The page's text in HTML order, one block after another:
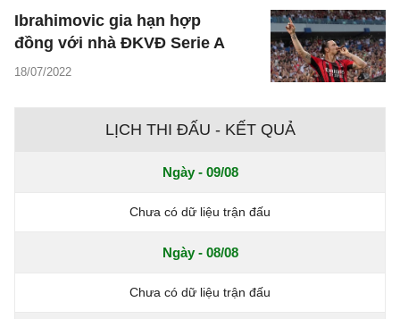
Ibrahimovic gia hạn hợp
đồng với nhà ĐKVĐ Serie A
18/07/2022
LỊCH THI ĐẤU - KẾT QUẢ
Ngày - 09/08
Chưa có dữ liệu trận đấu
Ngày - 08/08
Chưa có dữ liệu trận đấu